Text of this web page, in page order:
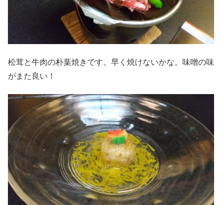
松茸と牛肉の朴葉焼きです。早く焼けないかな。味噌の味
がまた良い！